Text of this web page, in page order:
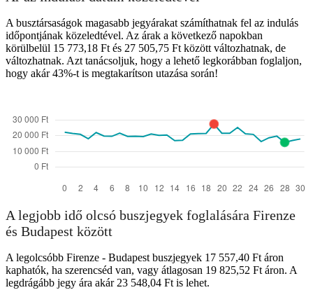
A busztársaságok magasabb jegyárakat számíthatnak fel az indulás
időpontjának közeledtével. Az árak a következő napokban
körülbelül 15 773,18 Ft és 27 505,75 Ft között változhatnak, de
változhatnak. Azt tanácsoljuk, hogy a lehető legkorábban foglaljon,
hogy akár 43%-t is megtakarítson utazása során!
A legjobb idő olcsó buszjegyek foglalására Firenze
és Budapest között
A legolcsóbb Firenze - Budapest buszjegyek 17 557,40 Ft áron
kaphatók, ha szerencséd van, vagy átlagosan 19 825,52 Ft áron. A
legdrágább jegy ára akár 23 548,04 Ft is lehet.